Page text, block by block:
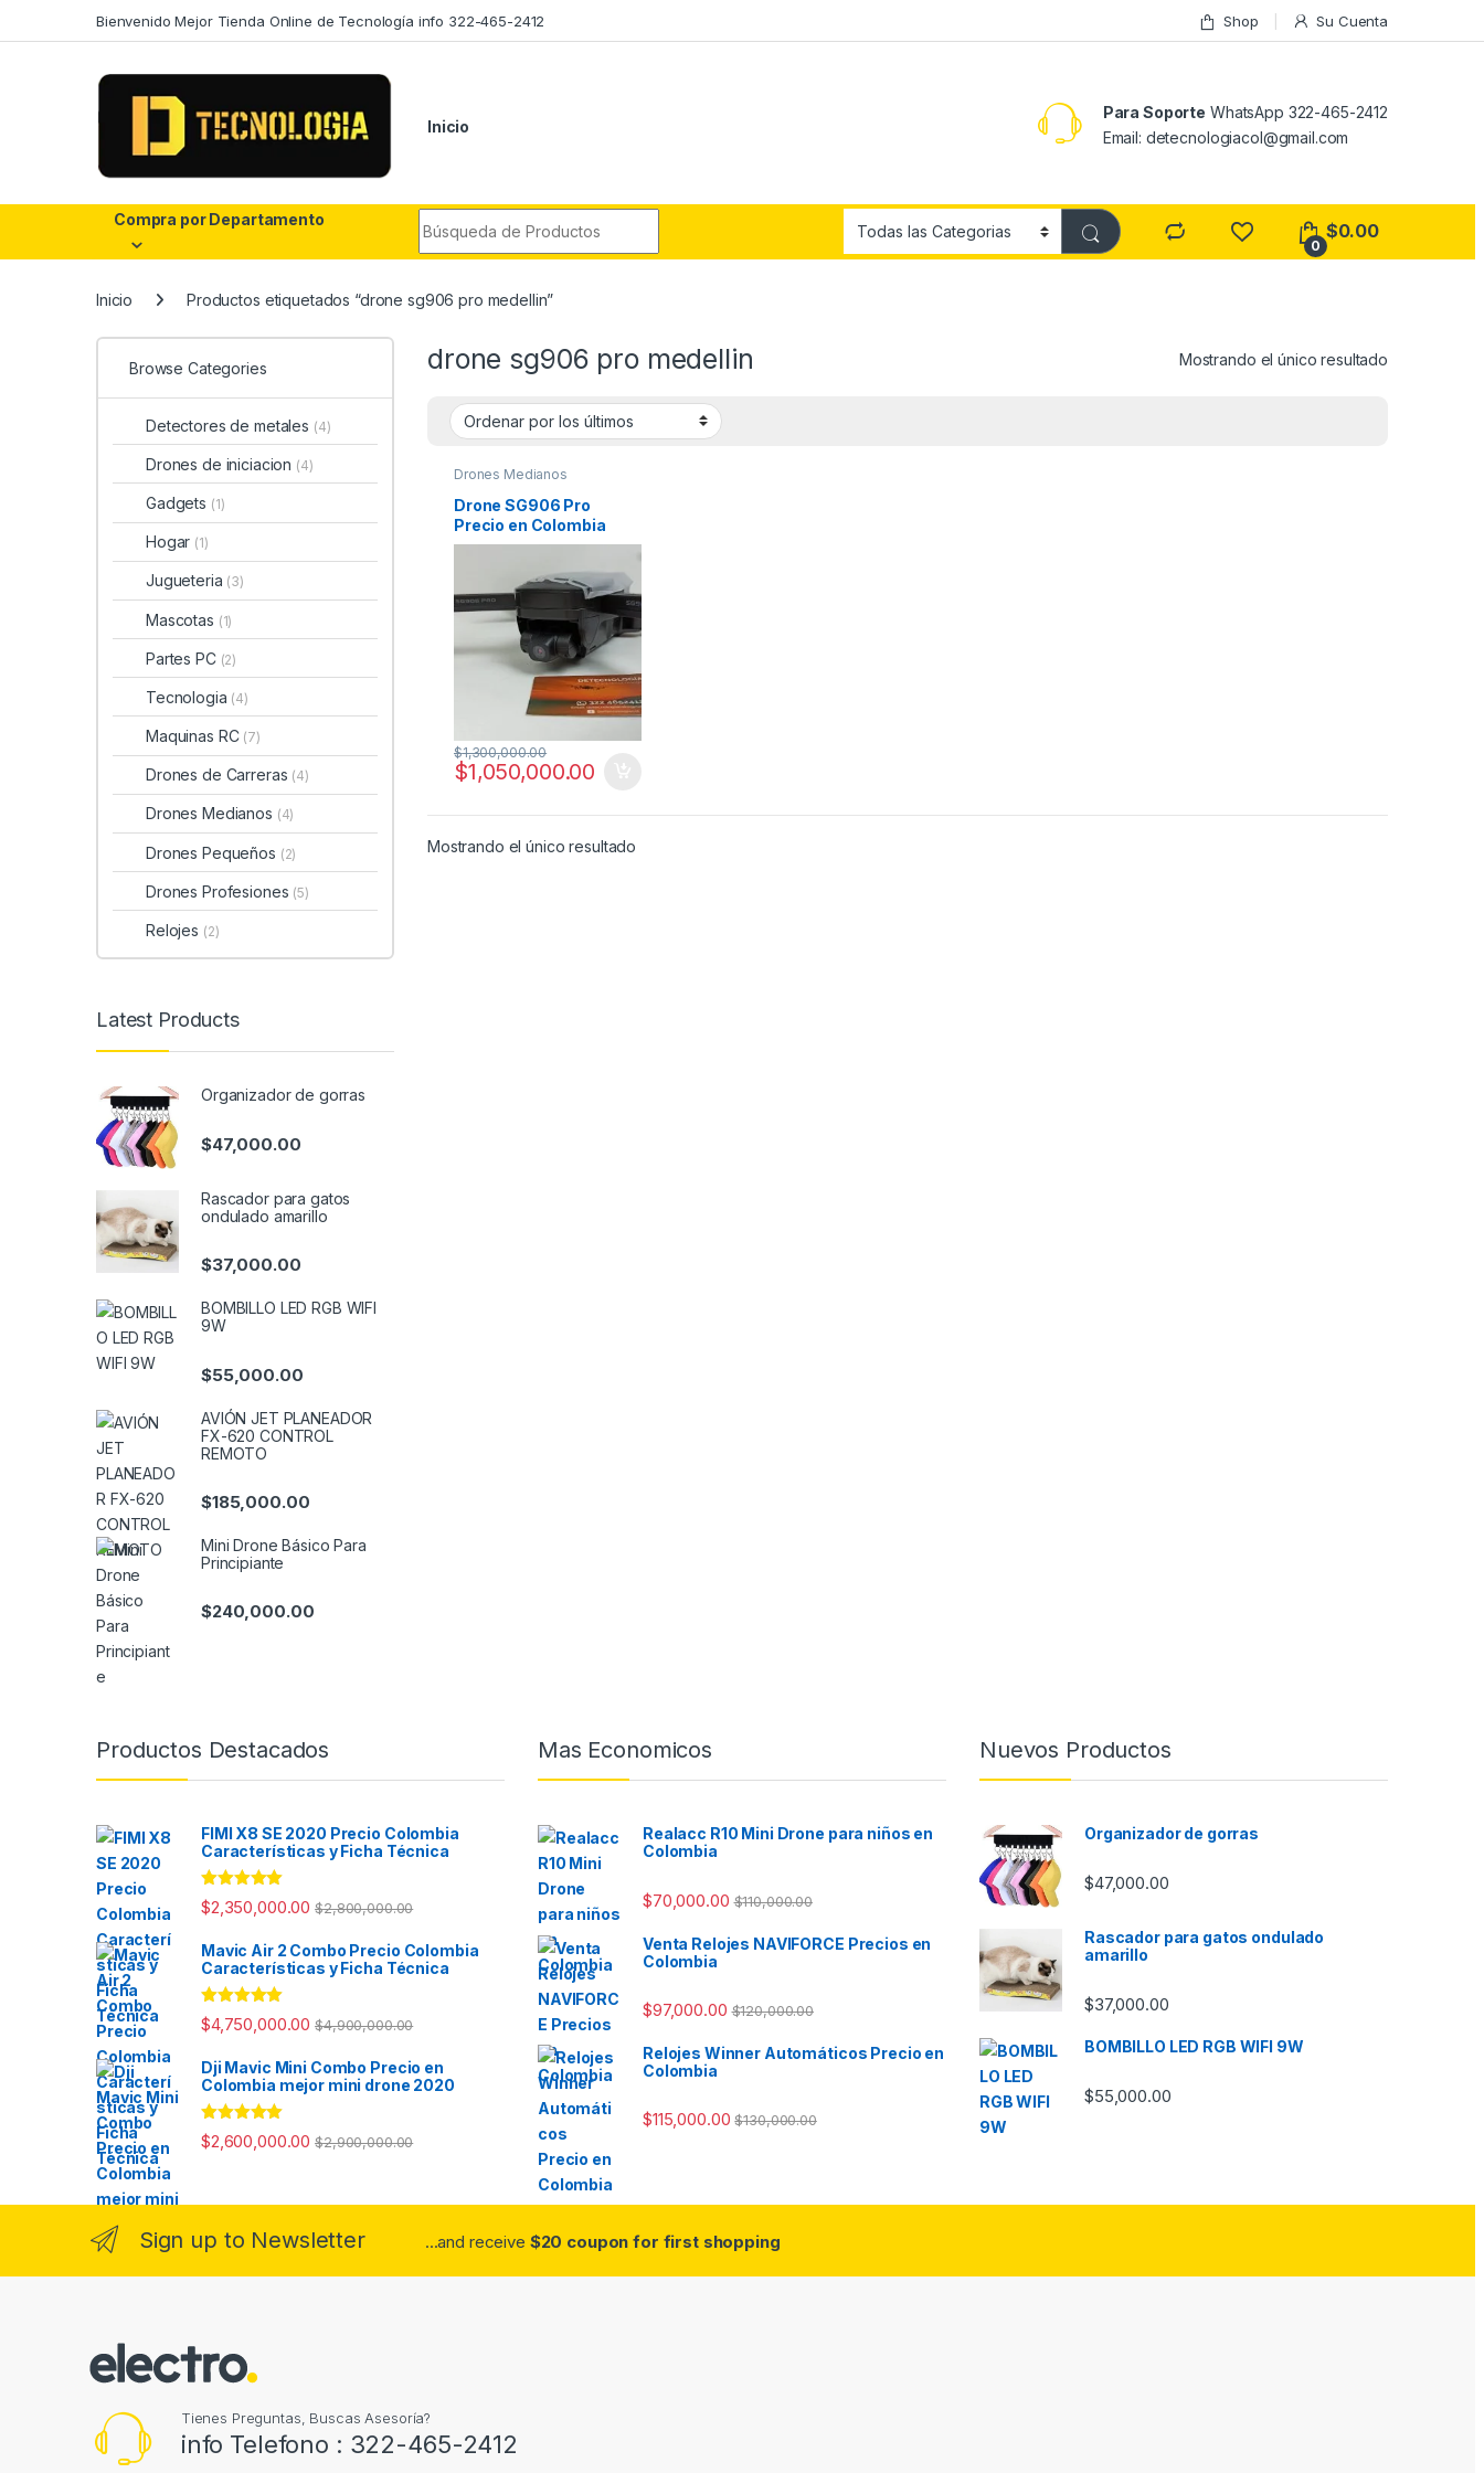
Bienvenido Mejor Tienda Online de Tecnología info 322-465-2412 Shop Su Cuenta
Inicio
Para Soporte WhatsApp 322-465-2412
Email: detecnologiacol@gmail.com
Compra por Departamento
0
$0.00
Inicio Productos etiquetados “drone sg906 pro medellin”
drone sg906 pro medellin Mostrando el único resultado
Drones Medianos
Drone SG906 Pro
Precio en Colombia
MEJOR Drone con GPS
$1,050,000.00
$1,300,000.00
Mostrando el único resultado
Browse Categories
Detectores de metales (4)
Drones de iniciacion (4)
Gadgets (1)
Hogar (1)
Jugueteria (3)
Mascotas (1)
Partes PC (2)
Tecnologia (4)
Maquinas RC (7)
Drones de Carreras (4)
Drones Medianos (4)
Drones Pequeños (2)
Drones Profesiones (5)
Relojes (2)
Latest Products
Organizador de gorras
$47,000.00
Rascador para gatos
ondulado amarillo
$37,000.00
BOMBILLO LED RGB WIFI
9W
$55,000.00
AVIÓN JET PLANEADOR
FX-620 CONTROL
REMOTO
$185,000.00
Mini Drone Básico Para
Principiante
$240,000.00
Productos Destacados
FIMI X8 SE 2020 Precio Colombia
Características y Ficha Técnica
Valorado con
5.00de 5
$2,350,000.00 $2,800,000.00
Mavic Air 2 Combo Precio Colombia
Características y Ficha Técnica
Valorado con
5.00de 5
$4,750,000.00 $4,900,000.00
Dji Mavic Mini Combo Precio en
Colombia mejor mini drone 2020
Valorado con
5.00de 5
$2,600,000.00 $2,900,000.00
Mas Economicos
Realacc R10 Mini Drone para niños en
Colombia
$70,000.00 $110,000.00
Venta Relojes NAVIFORCE Precios en
Colombia
$97,000.00 $120,000.00
Relojes Winner Automáticos Precio en
Colombia
$115,000.00 $130,000.00
Nuevos Productos
Organizador de gorras
$47,000.00
Rascador para gatos ondulado
amarillo
$37,000.00
BOMBILLO LED RGB WIFI 9W
$55,000.00
Sign up to Newsletter ...and receive $20 coupon for first shopping
Tienes Preguntas, Buscas Asesoría?
info Telefono : 322-465-2412